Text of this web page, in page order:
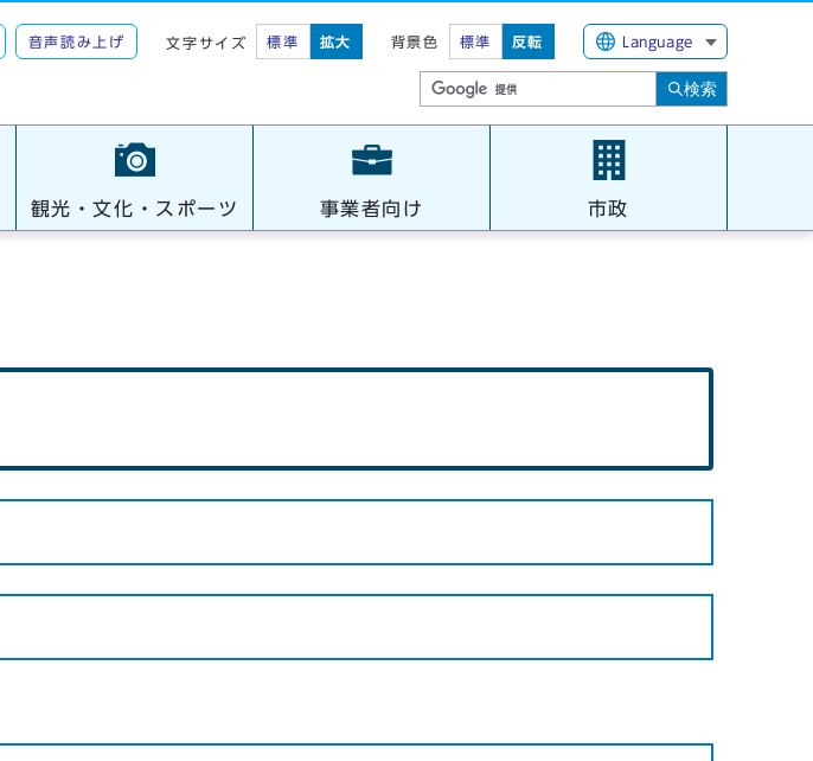
音声読み上げ 文字サイズ 標準 拡大 背景色 標準 反転 Language
検索
観光・文化・スポーツ 事業者向け 市政